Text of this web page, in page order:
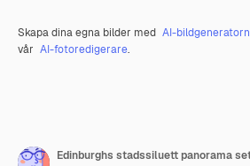
Skapa dina egna bilder med AI-bildgeneratorn
vår AI-fotoredigerare.